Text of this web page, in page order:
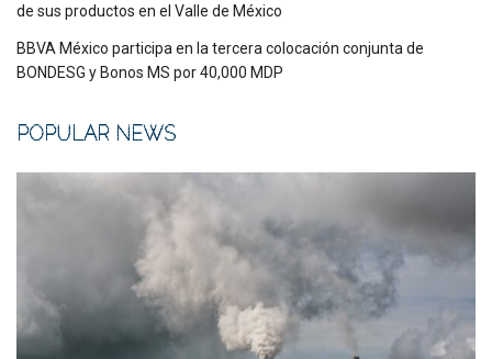
de sus productos en el Valle de México
BBVA México participa en la tercera colocación conjunta de
BONDESG y Bonos MS por 40,000 MDP
POPULAR NEWS